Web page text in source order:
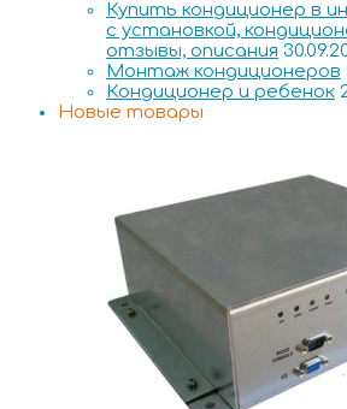
Купить кондиционер в
с установкой,
отзывы, описания
Монтаж кондиционеров
Кондиционер и ребенок
Новые товары